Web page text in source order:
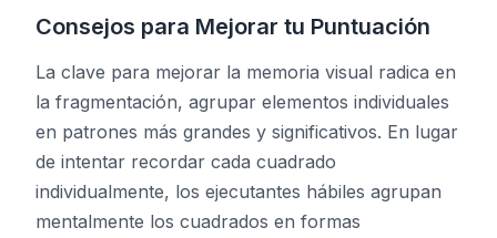
Consejos para Mejorar tu Puntuación
La clave para mejorar la memoria visual radica en
la fragmentación, agrupar elementos individuales
en patrones más grandes y significativos. En lugar
de intentar recordar cada cuadrado
individualmente, los ejecutantes hábiles agrupan
mentalmente los cuadrados en formas